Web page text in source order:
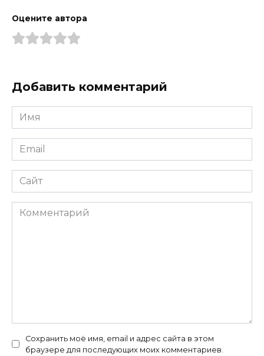
Оцените автора
Добавить комментарий
Имя
*
Email
*
Сайт
Комментарий
Сохранить моё имя, email и адрес сайта в этом
браузере для последующих моих комментариев.